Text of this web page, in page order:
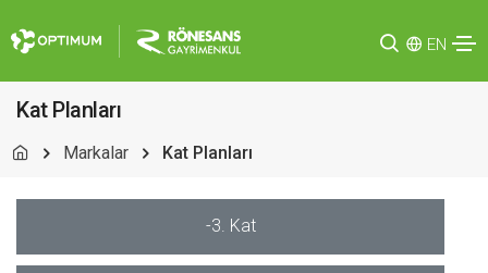
EN
Kat Planları
Markalar Kat Planları
-3. Kat